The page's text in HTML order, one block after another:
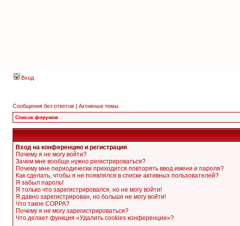
Вход
Сообщения без ответов | Активные темы
Список форумов
Вход на конференцию и регистрация
Почему я не могу войти?
Зачем мне вообще нужно регистрироваться?
Почему мне периодически приходится повторять ввод имени и пароля?
Как сделать, чтобы я не появлялся в списке активных пользователей?
Я забыл пароль!
Я только что зарегистрировался, но не могу войти!
Я давно зарегистрирован, но больше не могу войти!
Что такое COPPA?
Почему я не могу зарегистрироваться?
Что делает функция «Удалить cookies конференции»?